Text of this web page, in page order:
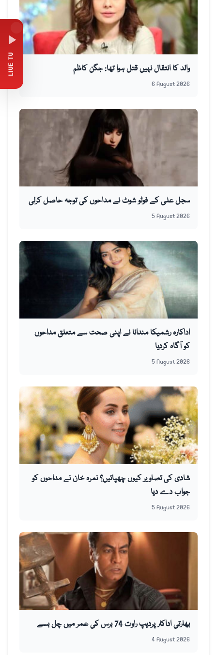
LIVE TV والد کا انتقال نہیں قتل ہوا تھا: جگن کاظم
6 August 2026
سجل علی کے فوٹو شوٹ نے مداحوں کی توجہ حاصل کرلی
5 August 2026
اداکارہ رشمیکا مندانا نے اپنی صحت سے متعلق مداحوں
کو آگاہ کردیا
5 August 2026
شادی کی تصاویر کیوں چھپائیں؟ نمرہ خان نے مداحوں کو
جواب دے دیا
5 August 2026
بھارتی اداکار پردیپ راوت 74 برس کی عمر میں چل بسے
4 August 2026